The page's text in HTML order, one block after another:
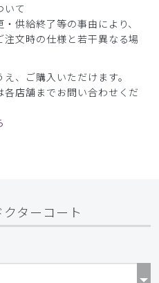
いて
供給終了等の事由により、
文時の仕様と若干異なる場
、ご購入いただけます。
店舗までお問い合わせくだ
ターコート